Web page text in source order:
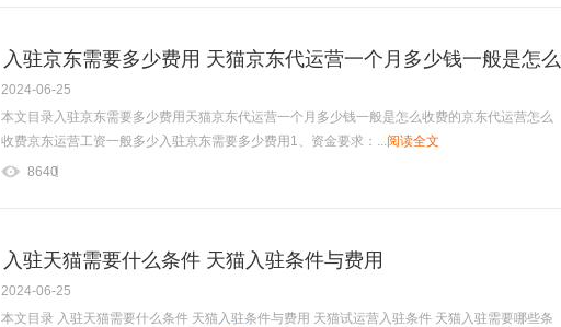
入驻京东需要多少费用 天猫京东代运营一个月多少钱一般是怎么
收费的
2024-06-25
本文目录入驻京东需要多少费用天猫京东代运营一个月多少钱一般是怎么收费的京东代运营怎么
收费京东运营工资一般多少入驻京东需要多少费用1、资金要求：...阅读全文
8640
入驻天猫需要什么条件 天猫入驻条件与费用
2024-06-25
本文目录 入驻天猫需要什么条件 天猫入驻条件与费用 天猫试运营入驻条件 天猫入驻需要哪些条